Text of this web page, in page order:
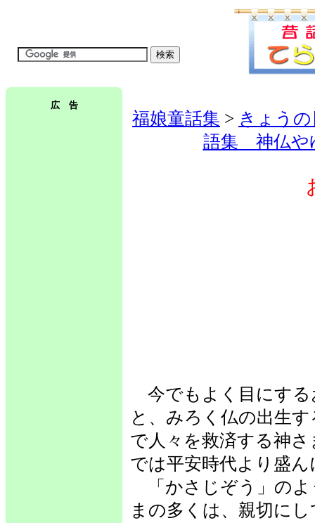
広 告
福娘童話集 > きょう
語集 神仏や
今でもよく目にする
と、みろく仏の出生
で人々を救済する神
では平安時代より盛
「かさじぞう」のよ
まの多くは、親切に